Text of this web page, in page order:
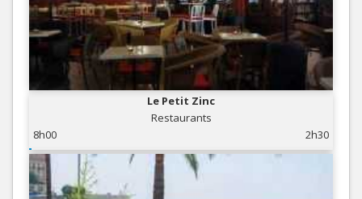
Le Petit Zinc
Restaurants
8h00
2h30